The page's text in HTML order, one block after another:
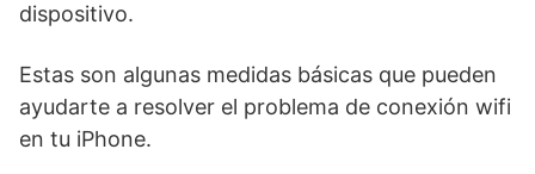
dispositivo.
Estas⁢ son algunas medidas ⁤básicas que pueden
⁢ayudarte ‌a resolver el problema de conexión wifi
en tu iPhone.